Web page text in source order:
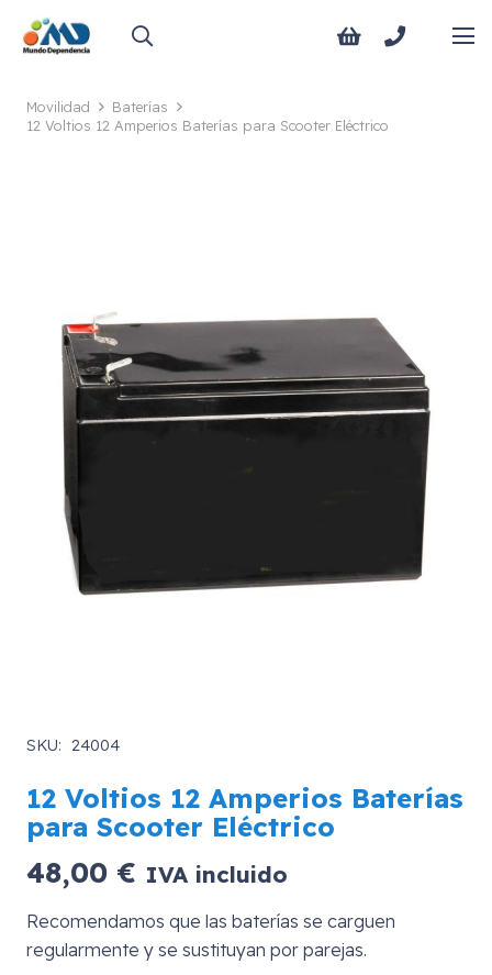
Movilidad
Baterías
12 Voltios 12 Amperios Baterías para Scooter Eléctrico
SKU: 24004
12 Voltios 12 Amperios Baterías
para Scooter Eléctrico
48,00 € IVA incluido
Recomendamos que las baterías se carguen
regularmente y se sustituyan por parejas.